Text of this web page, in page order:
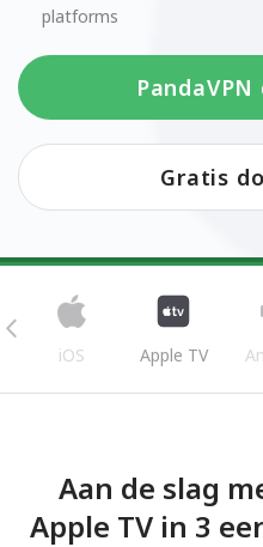
platforms
Gratis
iOS Apple TV
Aan de slag
Apple TV in 3